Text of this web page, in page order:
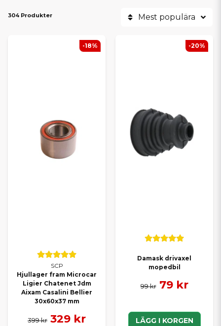
304 Produkter Mest populära
SCP
Hjullager fram Microcar
Ligier Chatenet Jdm
Aixam Casalini Bellier
30x60x37 mm
399 kr 329 kr
-18%
Damask drivaxel
mopedbil
99 kr 79 kr
LÄGG I KORGEN
-20%